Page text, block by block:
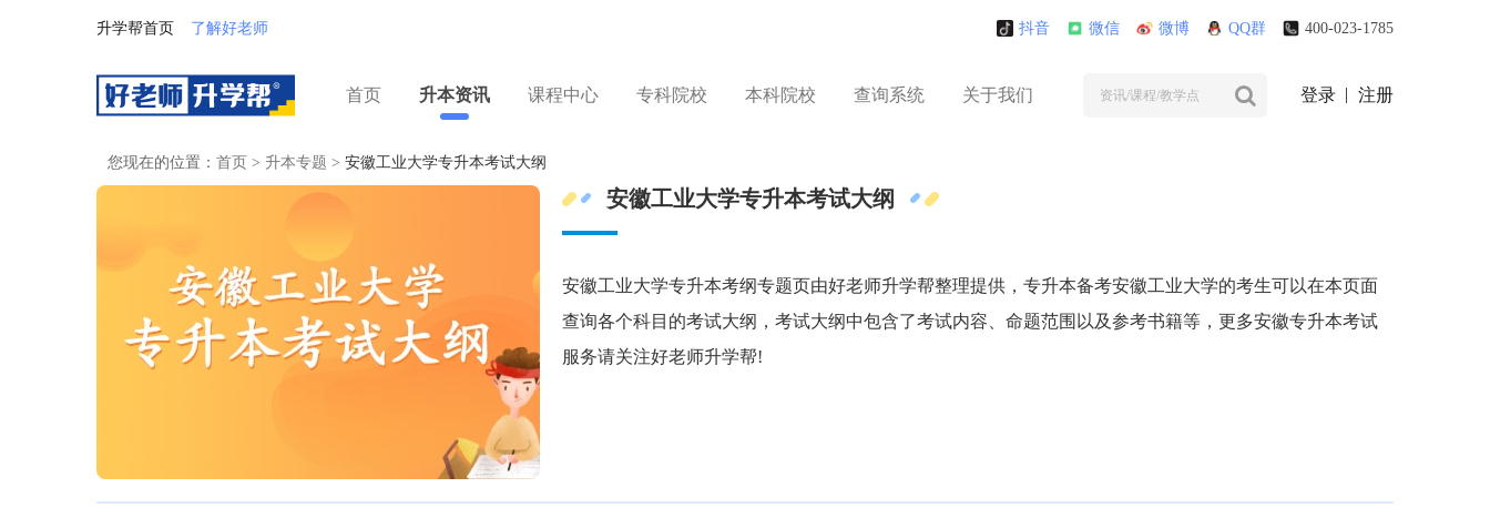
升学帮首页 了解好老师 抖音 微信 微博 QQ群 400-023-1785
首页 升本资讯 课程中心 专科院校 本科院校 查询系统 关于我们 登录 注册
您现在的位置： 首页 > 升本专题 > 安徽工业大学专升本考试大纲
安徽工业大学专升本考试大纲
安徽工业大学专升本考纲专题页由好老师升学帮整理提供，专升本备考安徽工业大学的考生可以在本页面
查询各个科目的考试大纲，考试大纲中包含了考试内容、命题范围以及参考书籍等，更多安徽专升本考试
服务请关注好老师升学帮!